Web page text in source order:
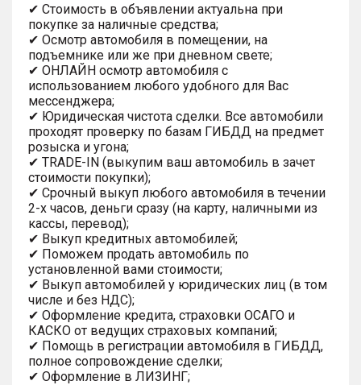
✔ Стоимость в объявлении актуальна при
покупке за наличные средства;
✔ Осмотр автомобиля в помещении, на
подъемнике или же при дневном свете;
✔ ОНЛАЙН осмотр автомобиля с
использованием любого удобного для Вас
мессенджера;
✔ Юридическая чистота сделки. Все автомобили
проходят проверку по базам ГИБДД на предмет
розыска и угона;
✔ TRADE-IN (выкупим ваш автомобиль в зачет
стоимости покупки);
✔ Срочный выкуп любого автомобиля в течении
2-х часов, деньги сразу (на карту, наличными из
кассы, перевод);
✔ Выкуп кредитных автомобилей;
✔ Поможем продать автомобиль по
установленной вами стоимости;
✔ Выкуп автомобилей у юридических лиц (в том
числе и без НДС);
✔ Оформление кредита, страховки ОСАГО и
КАСКО от ведущих страховых компаний;
✔ Помощь в регистрации автомобиля в ГИБДД,
полное сопровождение сделки;
✔ Оформление в ЛИЗИНГ;